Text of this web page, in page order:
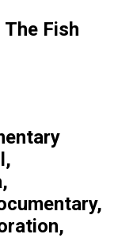
Fish